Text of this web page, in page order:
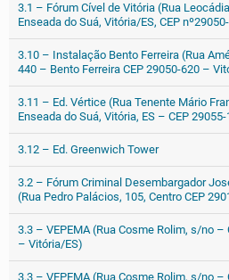
3.1 – Fórum Cível de Vitória (Rua
Enseada do Suá, Vitória/ES, CEP
3.10 – Instalação Bento Ferreira (Rua
440 – Bento Ferreira CEP 29050-620 –
3.11 – Ed. Vértice (Rua Tenente Mário
Enseada do Suá, Vitória, ES – CEP
3.12 – Ed. Greenwich Tower
3.2 – Fórum Criminal Desembargador
(Rua Pedro Palácios, 105, Centro CEP
3.3 – VEPEMA (Rua Cosme Rolim, s/no –
– Vitória/ES)
3.3 – VEPEMA (Rua Cosme Rolim, s/no –